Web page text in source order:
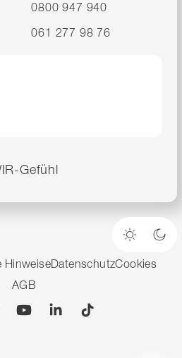
0800 947 940
061 277 98 76
Gefühl
Heller
HinweiseDatenschutzCookies
AGB
FacebookYouTubeLinkedin